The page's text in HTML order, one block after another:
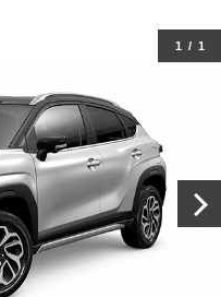
1 / 1